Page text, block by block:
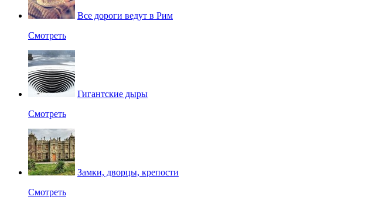
Все дороги ведут в Рим
Смотреть
Гигантские дыры
Смотреть
Замки, дворцы, крепости
Смотреть